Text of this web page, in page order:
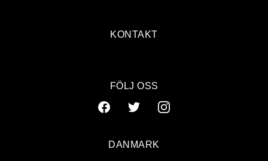
KONTAKT
FÖLJ OSS
DANMARK